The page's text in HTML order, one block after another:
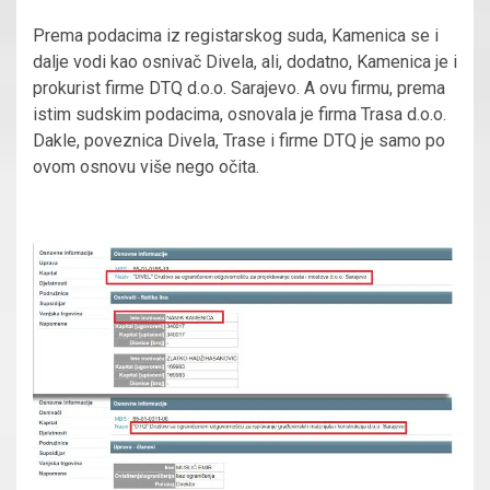
Prema podacima iz registarskog suda, Kamenica se i
dalje vodi kao osnivač Divela, ali, dodatno, Kamenica je i
prokurist firme DTQ d.o.o. Sarajevo. A ovu firmu, prema
istim sudskim podacima, osnovala je firma Trasa d.o.o.
Dakle, poveznica Divela, Trase i firme DTQ je samo po
ovom osnovu više nego očita.